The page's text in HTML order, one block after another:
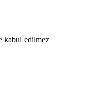
kabul edilmez